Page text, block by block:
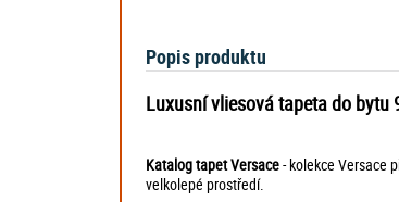
Popis produktu
Luxusní vliesová tapeta do bytu
Katalog tapet Versace- kolekce Versace
velkolepé prostředí.